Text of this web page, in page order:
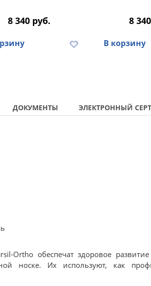
8 340 руб. 8
В корзину
ДОКУМЕНТЫ ЭЛЕКТРОННЫЙ
Ortho обеспечат здоровое
носке. Их используют, как